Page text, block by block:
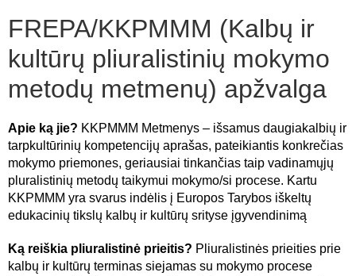
FREPA/KKPMMM (Kalbų ir
kultūrų pliuralistinių mokymo
metodų metmenų) apžvalga
Apie ką jie? KKPMMM Metmenys – išsamus daugiakalbių ir
tarpkultūrinių kompetencijų aprašas, pateikiantis konkrečias
mokymo priemones, geriausiai tinkančias taip vadinamųjų
pluralistinių metodų taikymui mokymo/si procese. Kartu
KKPMMM yra svarus indėlis į Europos Tarybos iškeltų
edukacinių tikslų kalbų ir kultūrų srityse įgyvendinimą
Ką reiškia pliuralistinė prieitis? Pliuralistinės prieities prie
kalbų ir kultūrų terminas siejamas su mokymo procese